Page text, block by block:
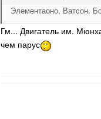
Элементаоно, Ватсон.
Гм... Двигатель им.
чем парус